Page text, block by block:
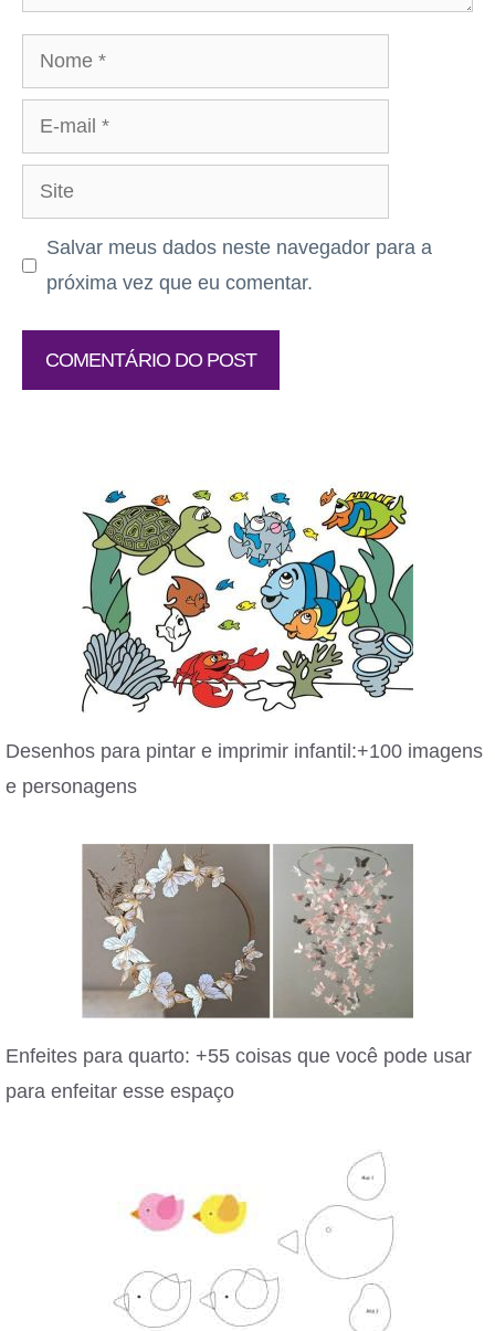
Nome
mail
Site
Salvar meus dados neste navegador para a
próxima vez que eu comentar.
Desenhos para pintar e imprimir infantil:+100 imagens
e personagens
Enfeites para quarto: +55 coisas que você pode usar
para enfeitar esse espaço